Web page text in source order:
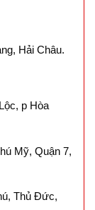
Hải Châu.
p Hòa
Mỹ, Quận 7,
Thủ Đức,